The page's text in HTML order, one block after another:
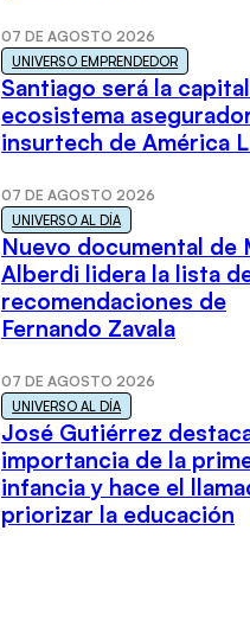
07 DE AGOSTO 2026
UNIVERSO EMPRENDEDOR
Santiago será la
ecosistema
insurtech de América
07 DE AGOSTO 2026
UNIVERSO AL DÍA
Nuevo documental de
Alberdi lidera la lista
recomendaciones de
Fernando Zavala
07 DE AGOSTO 2026
UNIVERSO AL DÍA
José Gutiérrez
importancia de la
infancia y hace el
priorizar la educación